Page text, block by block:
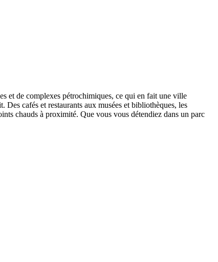
et de complexes pétrochimiques, ce qui en fait une ville
cafés et restaurants aux musées et bibliothèques, les
chauds à proximité. Que vous vous détendiez dans un parc